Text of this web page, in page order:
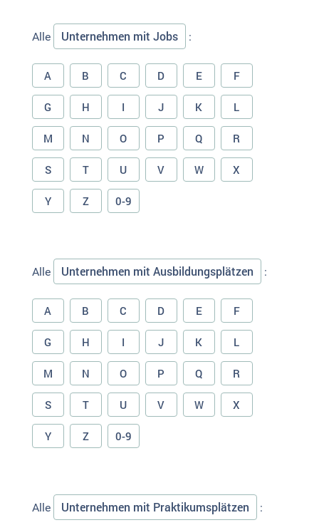
Alle Unternehmen mit Jobs :
A B C D E F
G H I J K L
M N O P Q R
S T U V W X
Y Z 0-9
Alle Unternehmen mit Ausbildungsplätzen :
A B C D E F
G H I J K L
M N O P Q R
S T U V W X
Y Z 0-9
Alle Unternehmen mit Praktikumsplätzen :